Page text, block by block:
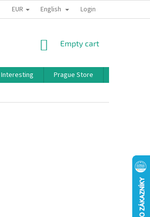
POLICY BONUS PROGRAM
EUR English Login
SHOPPING
Empty cart
Interesting Prague Store